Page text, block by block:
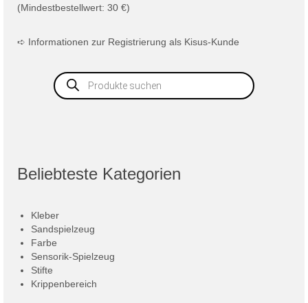
(Mindestbestellwert: 30 €)
➪ Informationen zur Registrierung als Kisus-Kunde
Products
search
Beliebteste Kategorien
Kleber
Sandspielzeug
Farbe
Sensorik-Spielzeug
Stifte
Krippenbereich